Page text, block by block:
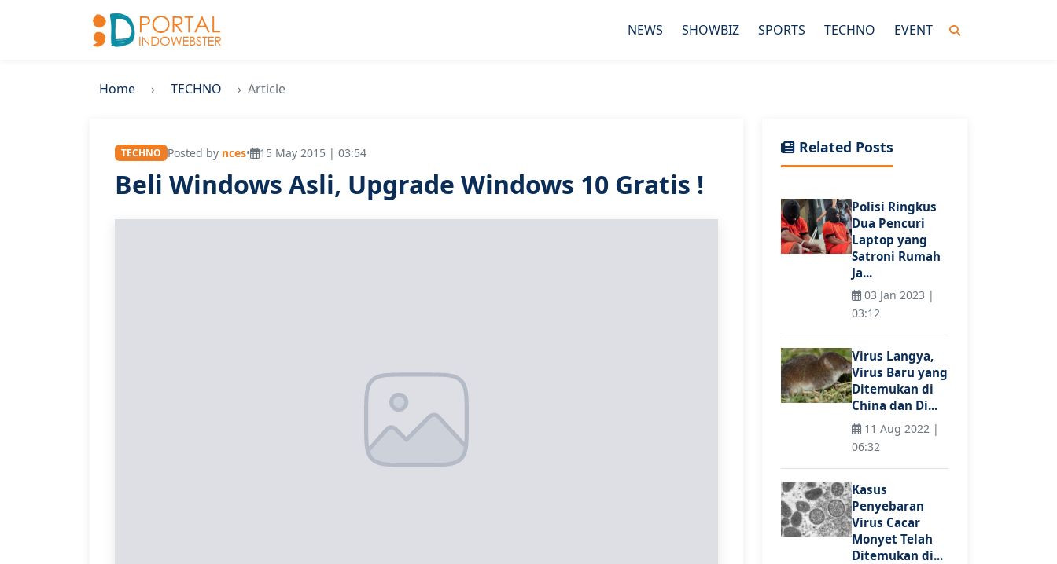
NEWS SHOWBIZ SPORTS TECHNO EVENT
Home TECHNO Article
TECHNO Posted by nces• 15 May 2015 | 03:54
Beli Windows Asli, Upgrade Windows 10 Gratis !
Related Posts
Polisi Ringkus
Dua Pencuri
Laptop yang
Satroni Rumah
Ja...
03 Jan 2023 |
03:12
Virus Langya,
Virus Baru yang
Ditemukan di
China dan Di...
11 Aug 2022 |
06:32
Kasus
Penyebaran
Virus Cacar
Monyet Telah
Ditemukan di...